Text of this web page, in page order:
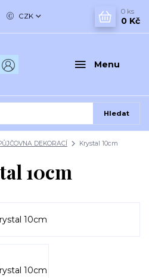
Menu
CZK
Hledat
0 ks
0 Kč
DEKORACÍ Krystal 10cm
10cm